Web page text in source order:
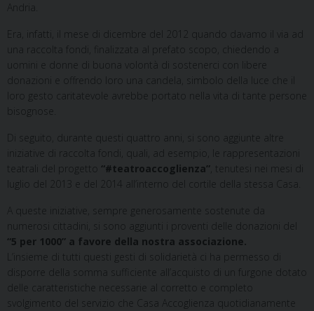
Andria.
Era, infatti, il mese di dicembre del 2012 quando davamo il via ad
una raccolta fondi, finalizzata al prefato scopo, chiedendo a
uomini e donne di buona volontà di sostenerci con libere
donazioni e offrendo loro una candela, simbolo della luce che il
loro gesto caritatevole avrebbe portato nella vita di tante persone
bisognose.
Di seguito, durante questi quattro anni, si sono aggiunte altre
iniziative di raccolta fondi, quali, ad esempio, le rappresentazioni
teatrali del progetto
“#teatroaccoglienza” , tenutesi nei mesi di
luglio del 2013 e del 2014 all’interno del cortile della stessa Casa.
A queste iniziative, sempre generosamente sostenute da
numerosi cittadini, si sono aggiunti i proventi delle donazioni del
“5 per 1000” a favore della nostra associazione.
L’insieme di tutti questi gesti di solidarietà ci ha permesso di
disporre della somma sufficiente all’acquisto di un furgone dotato
delle caratteristiche necessarie al corretto e completo
svolgimento del servizio che Casa Accoglienza quotidianamente